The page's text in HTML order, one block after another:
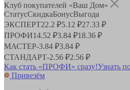
Клуб покупателей «Ваш Дом»
СтатусСкидкаБонусВыгода
ЭКСПЕРТ22.2 ₽5.12 ₽27.33 ₽
ПРОФИ14.52 ₽3.84 ₽18.36 ₽
МАСТЕР-3.84 ₽3.84 ₽
СТАНДАРТ-2.56 ₽2.56 ₽
Как стать «ПРОФИ» сразу!Узнать
Привезём